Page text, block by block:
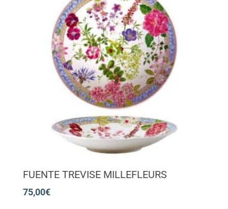
FUENTE TREVISE MILLEFLEURS
75,00€